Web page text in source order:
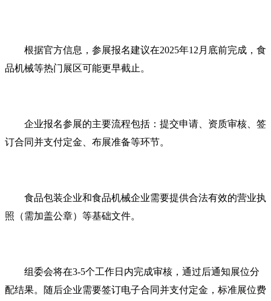
根据官方信息，参展报名建议在2025年12月底前完成，食
品机械等热门展区可能更早截止。
企业报名参展的主要流程包括：提交申请、资质审核、签
订合同并支付定金、布展准备等环节。
食品包装企业和食品机械企业需要提供合法有效的营业执
照（需加盖公章）等基础文件。
组委会将在3-5个工作日内完成审核，通过后通知展位分
配结果。随后企业需要签订电子合同并支付定金，标准展位费